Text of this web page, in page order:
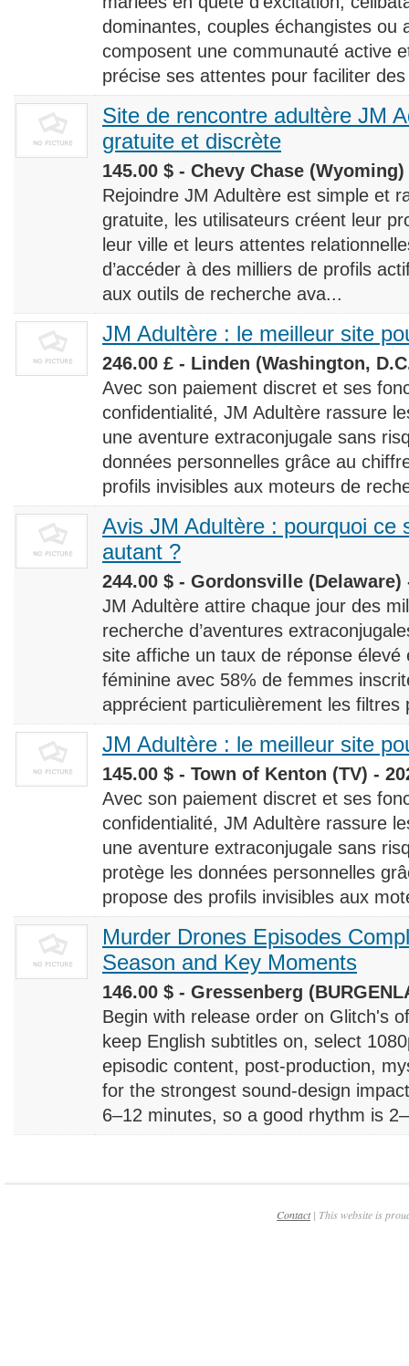
dominantes, couples échangistes ou
composent une communauté active
précise ses attentes pour faciliter
Site de rencontre adultère JM
gratuite et discrète
145.00 $ - Chevy Chase (Wyoming)
Rejoindre JM Adultère est simple et
gratuite, les utilisateurs créent leur
leur ville et leurs attentes
d’accéder à des milliers de profils
aux outils de recherche ava...
JM Adultère : le meilleur site
246.00 £ - Linden (Washington,
Avec son paiement discret et ses
confidentialité, JM Adultère rassure
une aventure extraconjugale sans
données personnelles grâce au
profils invisibles aux moteurs de
Avis JM Adultère : pourquoi ce
autant ?
244.00 $ - Gordonsville (Delaware)
JM Adultère attire chaque jour des
recherche d’aventures
site affiche un taux de réponse
féminine avec 58% de femmes
apprécient particulièrement les filtres
JM Adultère : le meilleur site
145.00 $ - Town of Kenton (TV) -
Avec son paiement discret et ses
confidentialité, JM Adultère rassure
une aventure extraconjugale sans
protège les données personnelles
propose des profils invisibles aux
Murder Drones Episodes
Season and Key Moments
146.00 $ - Gressenberg
Begin with release order on Glitch's
keep English subtitles on, select
episodic content, post-production,
for the strongest sound-design
6–12 minutes, so a good rhythm is
Contact| This website is